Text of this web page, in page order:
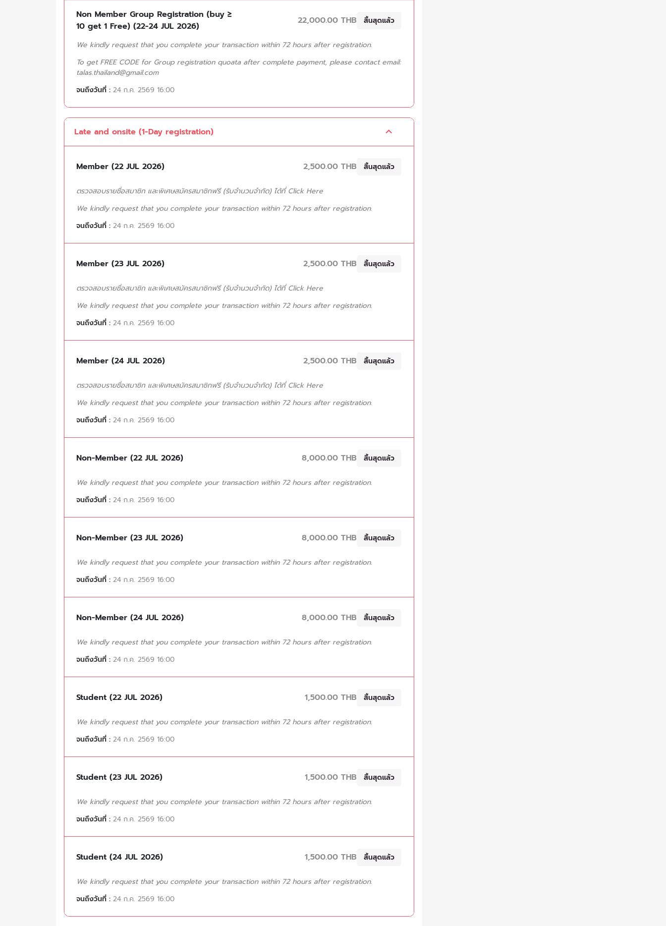
Non Member Group Registration (buy ≥
10 get 1 Free) (22-24 JUL 2026)
22,000.00 THB สิ้นสุดแล้ว
We kindly request that you complete your transaction within 72 hours after registration.
To get FREE CODE for Group registration quoata after complete payment, please contact email:
talas.thailand@gmail.com
จนถึงวันที่ : 24 ก.ค. 2569 16:00
Late and onsite (1-Day registration)
Member (22 JUL 2026) 2,500.00 THB สิ้นสุดแล้ว
ตรวจสอบรายชื่อสมาชิก และพิเศษสมัครสมาชิกฟรี (รับจำนวนจำกัด) ได้ที่Click Here
We kindly request that you complete your transaction within 72 hours after registration.
จนถึงวันที่ : 24 ก.ค. 2569 16:00
Member (23 JUL 2026) 2,500.00 THB สิ้นสุดแล้ว
ตรวจสอบรายชื่อสมาชิก และพิเศษสมัครสมาชิกฟรี (รับจำนวนจำกัด) ได้ที่Click Here
We kindly request that you complete your transaction within 72 hours after registration.
จนถึงวันที่ : 24 ก.ค. 2569 16:00
Member (24 JUL 2026) 2,500.00 THB สิ้นสุดแล้ว
ตรวจสอบรายชื่อสมาชิก และพิเศษสมัครสมาชิกฟรี (รับจำนวนจำกัด) ได้ที่Click Here
We kindly request that you complete your transaction within 72 hours after registration.
จนถึงวันที่ : 24 ก.ค. 2569 16:00
Non-Member (22 JUL 2026) 8,000.00 THB สิ้นสุดแล้ว
We kindly request that you complete your transaction within 72 hours after registration.
จนถึงวันที่ : 24 ก.ค. 2569 16:00
Non-Member (23 JUL 2026) 8,000.00 THB สิ้นสุดแล้ว
We kindly request that you complete your transaction within 72 hours after registration.
จนถึงวันที่ : 24 ก.ค. 2569 16:00
Non-Member (24 JUL 2026) 8,000.00 THB สิ้นสุดแล้ว
We kindly request that you complete your transaction within 72 hours after registration.
จนถึงวันที่ : 24 ก.ค. 2569 16:00
Student (22 JUL 2026) 1,500.00 THB สิ้นสุดแล้ว
We kindly request that you complete your transaction within 72 hours after registration.
จนถึงวันที่ : 24 ก.ค. 2569 16:00
Student (23 JUL 2026) 1,500.00 THB สิ้นสุดแล้ว
We kindly request that you complete your transaction within 72 hours after registration.
จนถึงวันที่ : 24 ก.ค. 2569 16:00
Student (24 JUL 2026) 1,500.00 THB สิ้นสุดแล้ว
We kindly request that you complete your transaction within 72 hours after registration.
จนถึงวันที่ : 24 ก.ค. 2569 16:00